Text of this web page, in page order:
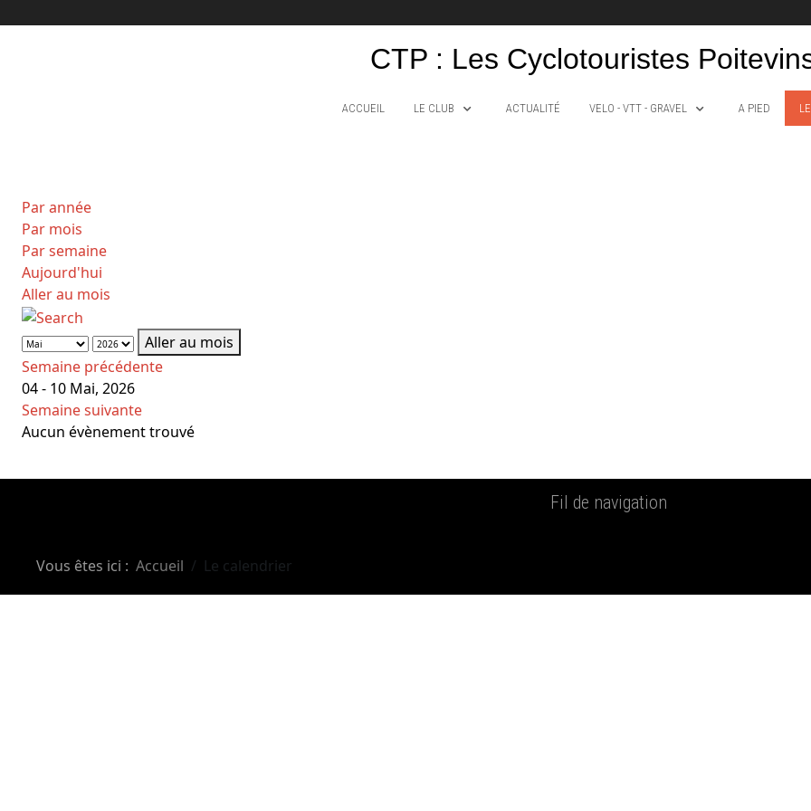
CTP : Les Cyclotouristes
ACCUEIL LE CLUB ACTUALITÉ VELO - VTT - GRAVEL A PIED
Par année
Par mois
Par semaine
Aujourd'hui
Aller au mois
Aller au mois
Semaine précédente
04 - 10 Mai, 2026
Semaine suivante
Aucun évènement trouvé
Fil de navigation
Vous êtes ici : Accueil Le calendrier